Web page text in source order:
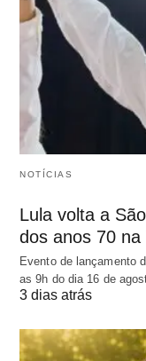
NOTÍCIAS
Lula volta a
dos anos 70 na
Evento de lançamento
as 9h do dia 16 de
3 dias atrás